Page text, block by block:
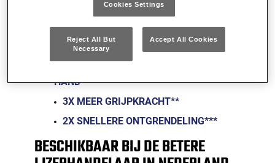
monteurs, timmerlui en onderhoudstechnici?
Meer controle, meer comfort en minder
vermoeidheid.
HAND*
3X MEER GRIJPKRACHT**
2X SNELLERE ONTGRENDELING***
BESCHIKBAAR BIJ DE BETERE
Cookies Settings
Reject All But
Necessary
Accept All Cookies